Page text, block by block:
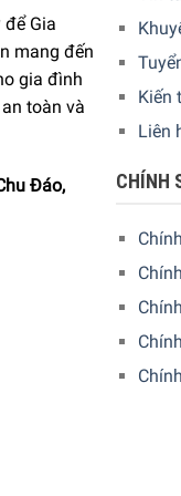
để Gia
mang đến
gia đình
toàn và
Đáo,
Kiến
Liên
CHÍNH